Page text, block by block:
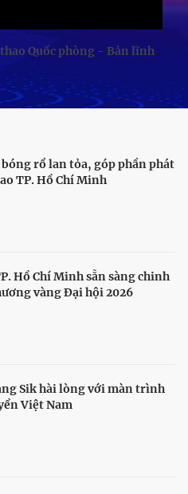
Quốc phòng - Bản lĩnh
rổ lan tỏa, góp phần phát
TP. Hồ Chí Minh
Hồ Chí Minh sẵn sàng chinh
vàng Đại hội 2026
Sik hài lòng với màn trình
Việt Nam